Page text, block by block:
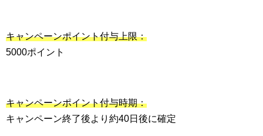
キャンペーンポイント付与上限：
5000ポイント
キャンペーンポイント付与時期：
キャンペーン終了後より約40日後に確定